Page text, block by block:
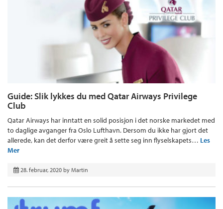
Guide: Slik lykkes du med Qatar Airways Privilege
Club
Qatar Airways har inntatt en solid posisjon i det norske markedet med
to daglige avganger fra Oslo Lufthavn. Dersom du ikke har gjort det
allerede, kan det derfor være greit å sette seg inn flyselskapets… Les
Mer
28. februar, 2020 by Martin